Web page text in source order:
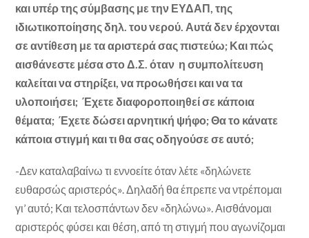
και υπέρ της σύμβασης με την ΕΥΔΑΠ, της
ιδιωτικοποίησης δηλ. του νερού. Αυτά δεν έρχονται
σε αντίθεση με τα αριστερά σας πιστεύω; Και πώς
αισθάνεστε μέσα στο Δ.Σ. όταν η συμπολίτευση
καλείται να στηρίξει, να προωθήσει και να τα
υλοποιήσει; Έχετε διαφοροποιηθεί σε κάποια
θέματα; Έχετε δώσει αρνητική ψήφο; Θα το κάνατε
κάποια στιγμή και τι θα σας οδηγούσε σε αυτό;
-Δεν καταλαβαίνω τι εννοείτε όταν λέτε «δηλώνετε
ευθαρσώς αριστερός». Δηλαδή θα έπρεπε να ντρέπομαι
γι’ αυτό; Και τελοσπάντων δεν «δηλώνω». Αισθάνομαι
αριστερός φύσει και θέση, από τη στιγμή που αγωνίζομαι